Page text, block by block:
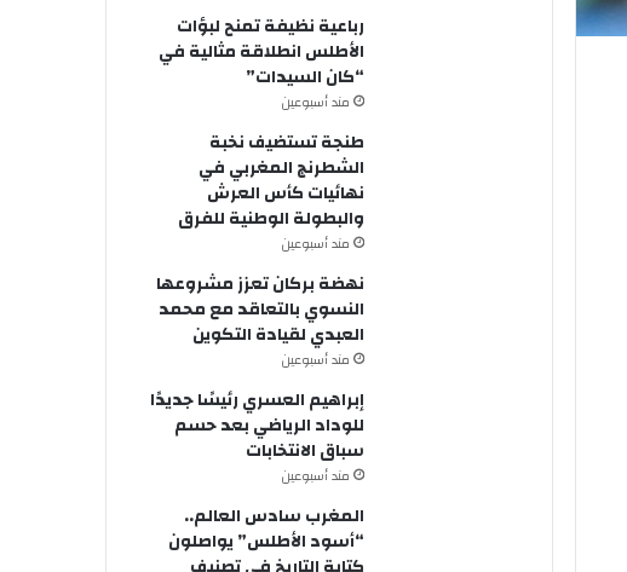
رباعية نظيفة تمنح لبؤات
الأطلس انطلاقة مثالية في
“كان السيدات”
مند أسبوعين
طنجة تستضيف نخبة
الشطرنج المغربي في
نهائيات كأس العرش
والبطولة الوطنية للفرق
مند أسبوعين
نهضة بركان تعزز مشروعها
النسوي بالتعاقد مع محمد
العبدي لقيادة التكوين
مند أسبوعين
إبراهيم العسري رئيسًا جديدًا
للوداد الرياضي بعد حسم
سباق الانتخابات
مند أسبوعين
المغرب سادس العالم..
“أسود الأطلس” يواصلون